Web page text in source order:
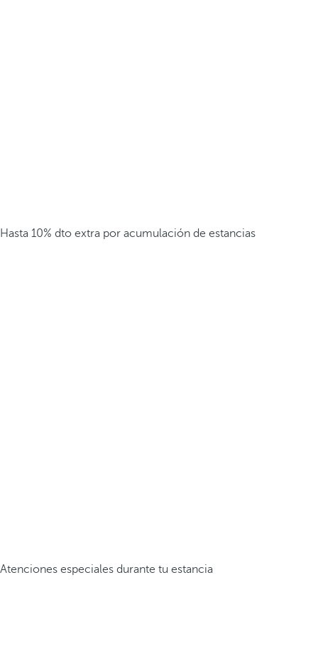
Hasta 10% dto extra por acumulación de estancias
Atenciones especiales durante tu estancia